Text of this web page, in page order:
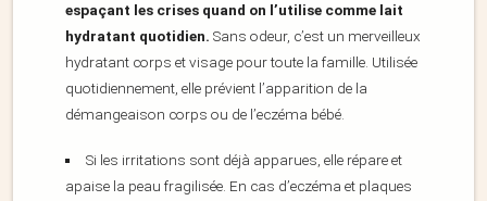
espaçant les crises quand on l’utilise comme lait
hydratant quotidien. Sans odeur, c’est un merveilleux
hydratant corps et visage pour toute la famille. Utilisée
quotidiennement, elle prévient l’apparition de la
démangeaison corps ou de l’eczéma bébé.
Si les irritations sont déjà apparues, elle répare et
apaise la peau fragilisée. En cas d’eczéma et plaques